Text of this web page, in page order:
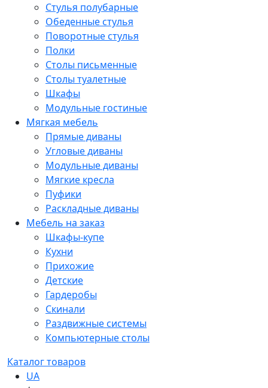
Стулья полубарные
Обеденные стулья
Поворотные стулья
Полки
Столы письменные
Столы туалетные
Шкафы
Модульные гостиные
Мягкая мебель
Прямые диваны
Угловые диваны
Модульные диваны
Мягкие кресла
Пуфики
Раскладные диваны
Мебель на заказ
Шкафы-купе
Кухни
Прихожие
Детские
Гардеробы
Скинали
Раздвижные системы
Компьютерные столы
Каталог товаров
UA